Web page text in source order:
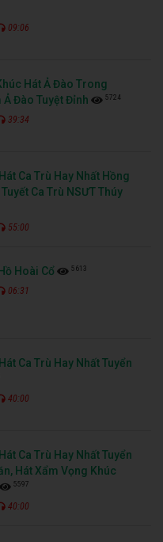
09:06
Hát Ả Đào Trong
Đào Tuyệt Đỉnh
5724
39:34
Ca Trù Hay Nhất Hồng
Ca Trù NSƯT Thúy
55:00
Hoài Cổ 5613
06:31
Ca Trù Hay Nhất Tuyển
40:00
Ca Trù Hay Nhất Tuyển
Hát Xẩm Vọng Khúc
5597
40:00